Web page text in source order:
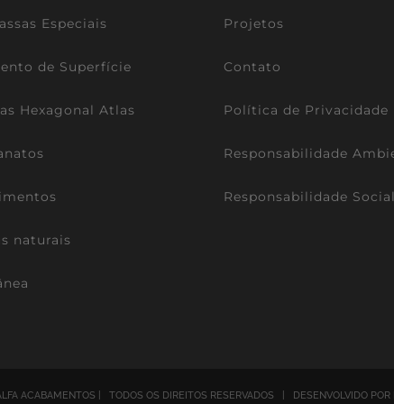
Especiais
de Superfície
Hexagonal Atlas
naturais
Projetos
Contato
Política de Privacidade
Responsabilidade
Responsabilidade Social
ACABAMENTOS | TODOS OS DIREITOS RESERVADOS | DESENVOLVIDO POR